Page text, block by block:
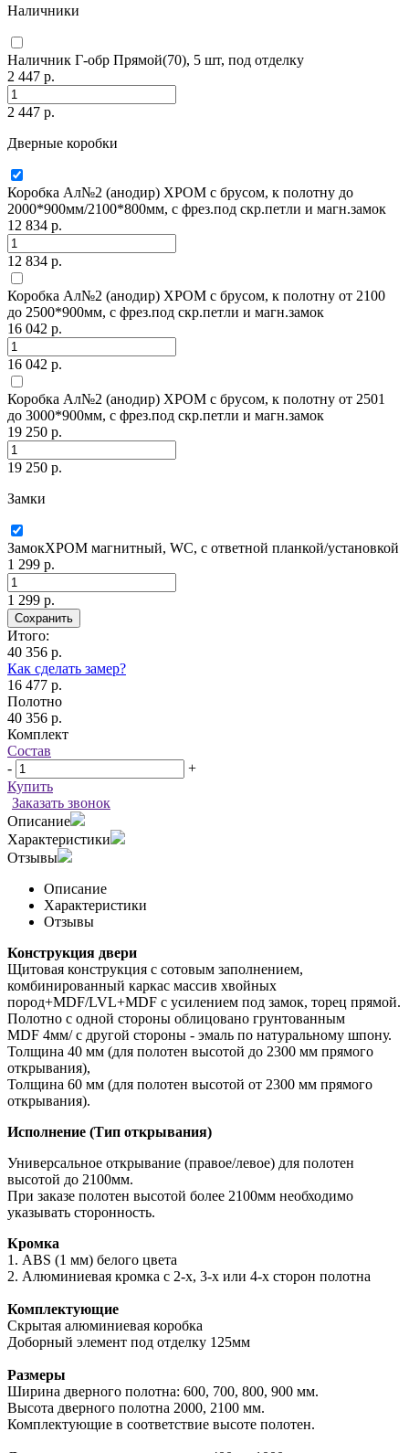
Наличники
Наличник Г-обр Прямой(70), 5 шт, под отделку
2 447 р.
2 447 р.
Дверные коробки
Коробка Ал№2 (анодир) ХРОМ с брусом, к полотну до
2000*900мм/2100*800мм, с фрез.под скр.петли и магн.замок
12 834 р.
12 834 р.
Коробка Ал№2 (анодир) ХРОМ с брусом, к полотну от 2100
до 2500*900мм, с фрез.под скр.петли и магн.замок
16 042 р.
16 042 р.
Коробка Ал№2 (анодир) ХРОМ с брусом, к полотну от 2501
до 3000*900мм, с фрез.под скр.петли и магн.замок
19 250 р.
19 250 р.
Замки
ЗамокХРОМ магнитный, WC, с ответной планкой/установкой
1 299 р.
1 299 р.
Сохранить
Итого:
40 356 р.
Как сделать замер?
16 477 р.
Полотно
40 356 р.
Комплект
Состав
-
+
Купить
Заказать звонок
Описание
Характеристики
Отзывы
Описание
Характеристики
Отзывы
Конструкция двери
Щитовая конструкция с сотовым заполнением,
комбинированный каркас массив хвойных
пород+MDF/LVL+MDF с усилением под замок, торец прямой.
Полотно с одной стороны облицовано грунтованным
MDF 4мм/ с другой стороны - эмаль по натуральному шпону.
Толщина 40 мм (для полотен высотой до 2300 мм прямого
открывания),
Толщина 60 мм (для полотен высотой от 2300 мм прямого
открывания).
Исполнение (Тип открывания)
Универсальное открывание (правое/левое) для полотен
высотой до 2100мм.
При заказе полотен высотой более 2100мм необходимо
указывать сторонность.
Кромка
1. ABS (1 мм) белого цвета
2. Алюминиевая кромка c 2-х, 3-х или 4-х сторон полотна
Комплектующие
Скрытая алюминиевая коробка
Доборный элемент под отделку 125мм
Размеры
Ширина дверного полотна: 600, 700, 800, 900 мм.
Высота дверного полотна 2000, 2100 мм.
Комплектующие в соответствие высоте полотен.